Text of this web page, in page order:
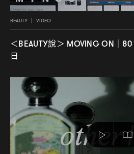
BEAUTY | VIDEO
＜BEAUTY說＞ MOVING ON｜80
日